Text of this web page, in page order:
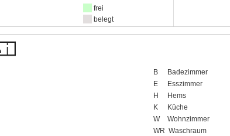
frei
belegt
B
Badezimmer
E
Esszimmer
H
Hems
K
Küche
W
Wohnzimmer
WR Waschraum